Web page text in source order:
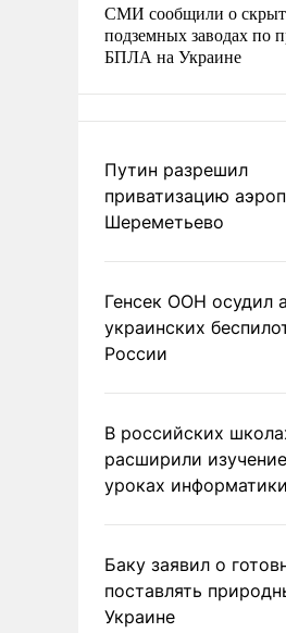
СМИ сообщили о
подземных заводах по
БПЛА на Украине
Путин разрешил
приватизацию
Шереметьево
Генсек ООН осудил
украинских
России
В российских
расширили
уроках информатики
Баку заявил о
поставлять
Украине